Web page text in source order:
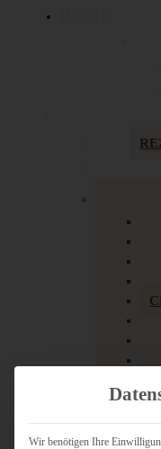
Wir benötigen Ihre